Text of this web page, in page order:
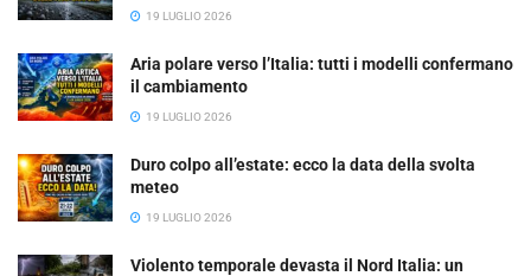
19 LUGLIO 2026
Aria polare verso l’Italia: tutti i modelli confermano
il cambiamento
19 LUGLIO 2026
Duro colpo all’estate: ecco la data della svolta
meteo
19 LUGLIO 2026
Violento temporale devasta il Nord Italia: un